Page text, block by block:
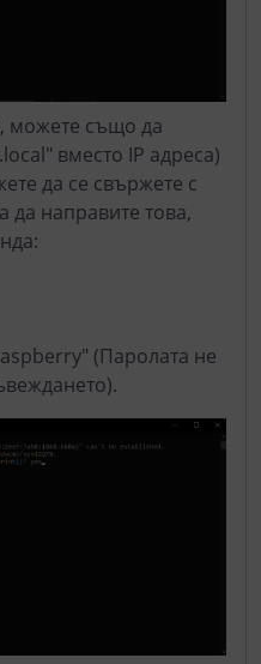
можете също да
вместо IP адреса)
да се свържете с
да направите това,
(Паролата не